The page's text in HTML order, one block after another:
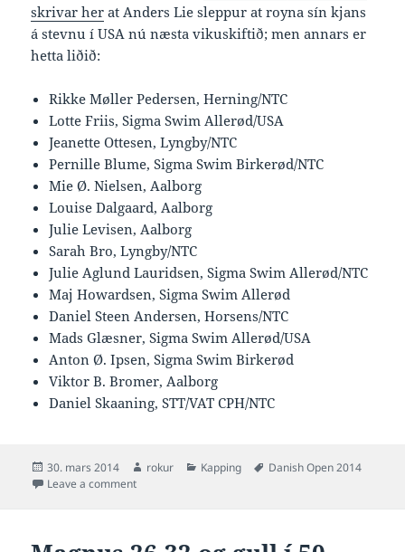
skrivar her at Anders Lie sleppur at royna sín kjans
á stevnu í USA nú næsta vikuskiftið; men annars er
hetta liðið:
Rikke Møller Pedersen, Herning/NTC
Lotte Friis, Sigma Swim Allerød/USA
Jeanette Ottesen, Lyngby/NTC
Pernille Blume, Sigma Swim Birkerød/NTC
Mie Ø. Nielsen, Aalborg
Louise Dalgaard, Aalborg
Julie Levisen, Aalborg
Sarah Bro, Lyngby/NTC
Julie Aglund Lauridsen, Sigma Swim Allerød/NTC
Maj Howardsen, Sigma Swim Allerød
Daniel Steen Andersen, Horsens/NTC
Mads Glæsner, Sigma Swim Allerød/USA
Anton Ø. Ipsen, Sigma Swim Birkerød
Viktor B. Bromer, Aalborg
Daniel Skaaning, STT/VAT CPH/NTC
Posted
on
30. mars 2014 Author
rokur Categories
Kapping Tags
Danish Open 2014
Leave a commenton Danir kunngjørt sítt landslið til EM í Berlin